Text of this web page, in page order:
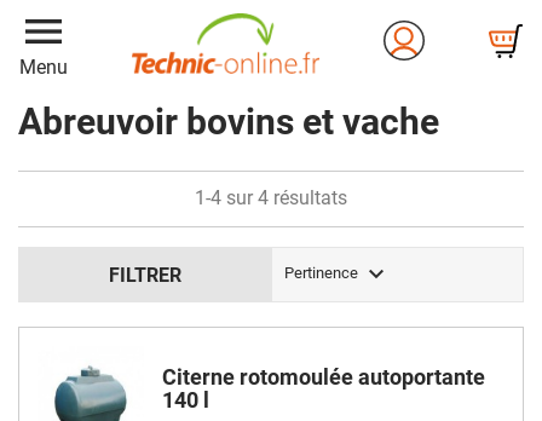
menu
Menu
Abreuvoir bovins et vache
FILTRER Pertinence 
1-4 sur 4 résultats
Citerne rotomoulée autoportante
140 l